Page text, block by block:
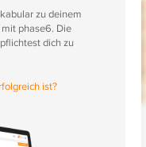
zu deinem
phase6. Die
dich zu
ist?